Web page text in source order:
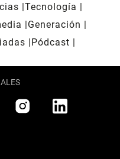
Tecnología
Generación
Pódcast